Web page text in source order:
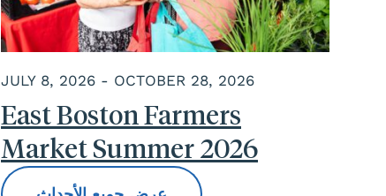
JULY 8, 2026 - OCTOBER 28, 2026
East Boston Farmers
Market Summer 2026